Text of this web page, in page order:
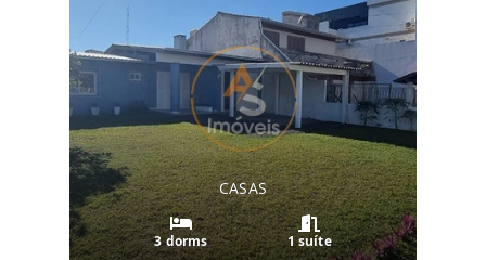
CASAS
3 dorms 1 suíte